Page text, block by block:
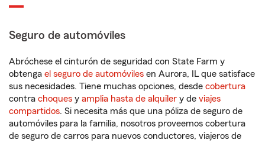
Seguro de automóviles
Abróchese el cinturón de seguridad con State Farm y
obtenga el seguro de automóviles en Aurora, IL que satisface
sus necesidades. Tiene muchas opciones, desde cobertura
contra choques y amplia hasta de alquiler y de viajes
compartidos. Si necesita más que una póliza de seguro de
automóviles para la familia, nosotros proveemos cobertura
de seguro de carros para nuevos conductores, viajeros de